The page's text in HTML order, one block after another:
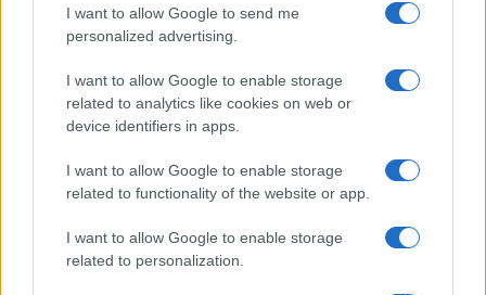
I want to allow Google to send me
personalized advertising.
I want to allow Google to enable storage
related to analytics like cookies on web or
device identifiers in apps.
I want to allow Google to enable storage
related to functionality of the website or app.
I want to allow Google to enable storage
related to personalization.
- Numero REA 2729933 - Todos los derechos reservados.
Contacto-Politica de cookies-Política de privacidad
Todos los contenidos se han realizado de forma híbrida por una
tecnología con Inteligencia Artificial y por creadores independientes
Italia
Casa Magazine
Donne Magazine
Food Blog